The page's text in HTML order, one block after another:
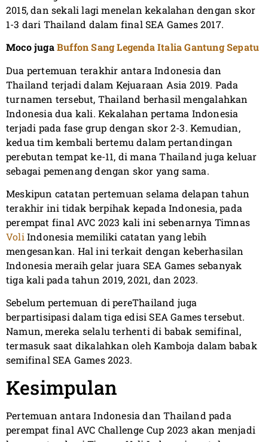
2015, dan sekali lagi menelan kekalahan dengan skor
1-3 dari Thailand dalam final SEA Games 2017.
Moco jugaBuffon Sang Legenda Italia Gantung Sepatu
Dua pertemuan terakhir antara Indonesia dan
Thailand terjadi dalam Kejuaraan Asia 2019. Pada
turnamen tersebut, Thailand berhasil mengalahkan
Indonesia dua kali. Kekalahan pertama Indonesia
terjadi pada fase grup dengan skor 2-3. Kemudian,
kedua tim kembali bertemu dalam pertandingan
perebutan tempat ke-11, di mana Thailand juga keluar
sebagai pemenang dengan skor yang sama.
Meskipun catatan pertemuan selama delapan tahun
terakhir ini tidak berpihak kepada Indonesia, pada
perempat final AVC 2023 kali ini sebenarnya Timnas
Voli Indonesia memiliki catatan yang lebih
mengesankan. Hal ini terkait dengan keberhasilan
Indonesia meraih gelar juara SEA Games sebanyak
tiga kali pada tahun 2019, 2021, dan 2023.
Sebelum pertemuan di pereThailand juga
berpartisipasi dalam tiga edisi SEA Games tersebut.
Namun, mereka selalu terhenti di babak semifinal,
termasuk saat dikalahkan oleh Kamboja dalam babak
semifinal SEA Games 2023.
Kesimpulan
Pertemuan antara Indonesia dan Thailand pada
perempat final AVC Challenge Cup 2023 akan menjadi